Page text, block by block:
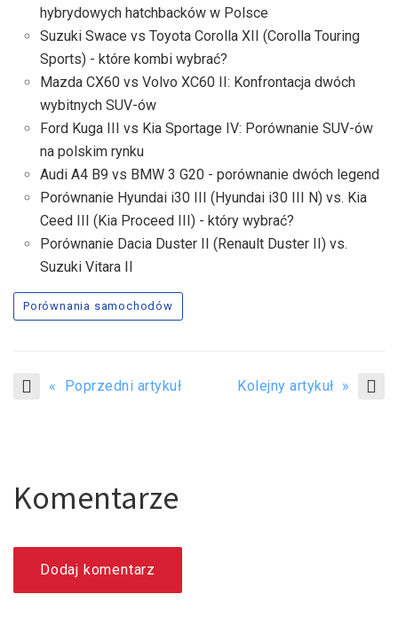
hybrydowych hatchbacków w Polsce
Suzuki Swace vs Toyota Corolla XII (Corolla Touring
Sports) - które kombi wybrać?
Mazda CX60 vs Volvo XC60 II: Konfrontacja dwóch
wybitnych SUV-ów
Ford Kuga III vs Kia Sportage IV: Porównanie SUV-ów
na polskim rynku
Audi A4 B9 vs BMW 3 G20 - porównanie dwóch legend
Porównanie Hyundai i30 III (Hyundai i30 III N) vs. Kia
Ceed III (Kia Proceed III) - który wybrać?
Porównanie Dacia Duster II (Renault Duster II) vs.
Suzuki Vitara II
Porównania samochodów
« Poprzedni artykuł Kolejny artykuł »
Komentarze
Dodaj komentarz